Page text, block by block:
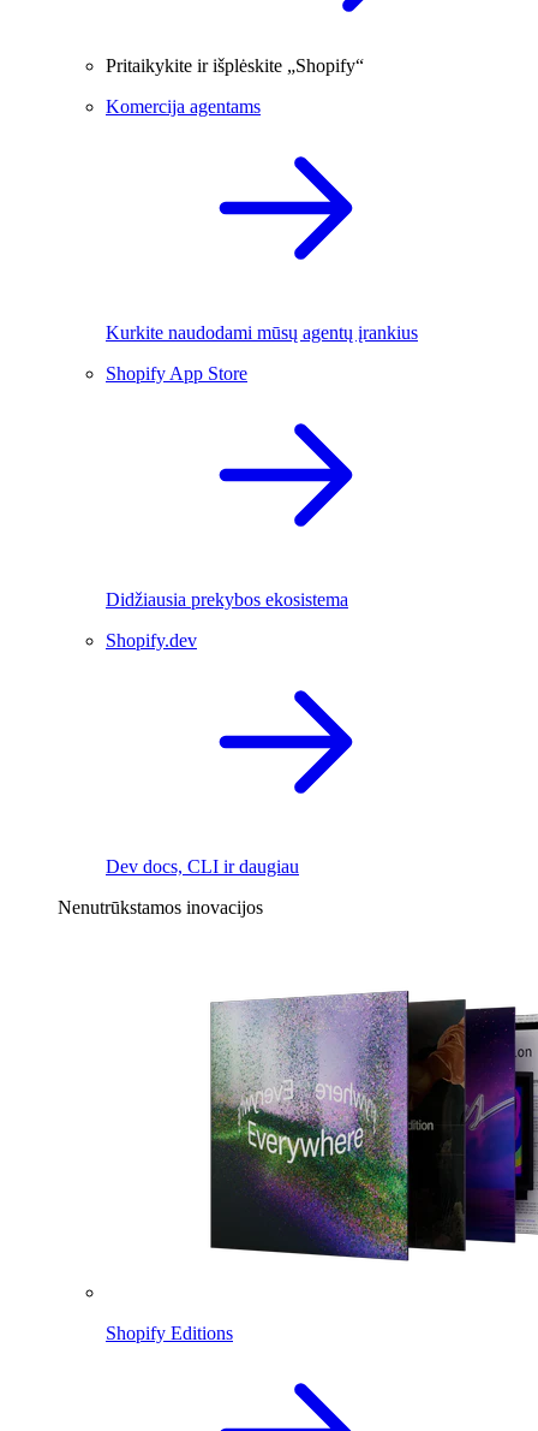
Pritaikykite ir išplėskite „Shopify“
Komercija agentams
Kurkite naudodami mūsų agentų įrankius
Shopify App Store
Didžiausia prekybos ekosistema
Shopify.dev
Dev docs, CLI ir daugiau
Nenutrūkstamos inovacijos
Shopify Editions